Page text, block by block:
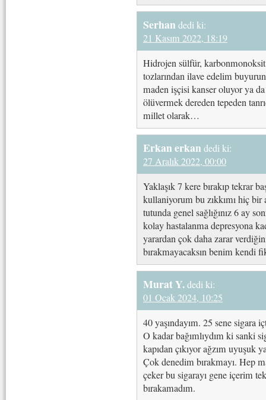
Serhandedi ki:
21 Kasım 2022, 18:19
Hidrojen sülfür,
tozlarından ilave edelim
maden işçisi kanser oluyor ya
ölüvermek dereden tepeden
millet olarak…
Erkan erkandedi ki:
27 Aralık 2022, 00:00
Yaklaşık 7 kere bırakıp tekrar
kullaniyorum bu zıkkımı hiç bir
tutunda genel sağlığınız 6 ay
kolay hastalanma depresyona
yarardan çok daha zarar
bırakmayacaksın benim kendi
Murat Y.dedi ki:
01 Ocak 2024, 10:25
40 yaşındayım. 25 sene sigara
O kadar bağımlıydım ki sanki
kapıdan çıkıyor ağzım
Çok denedim bırakmayı. Hep
çeker bu sigarayı gene içerim
bırakamadım.